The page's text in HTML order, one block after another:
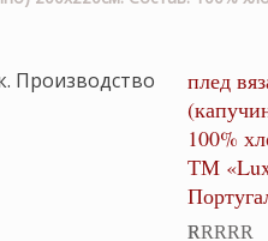
плед
100%
ТМ